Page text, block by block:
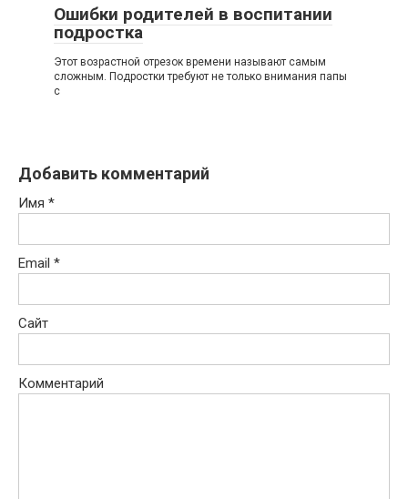
Ошибки родителей в воспитании
подростка
Этот возрастной отрезок времени называют самым
сложным. Подростки требуют не только внимания папы
с
Добавить комментарий
Имя *
Email *
Сайт
Комментарий